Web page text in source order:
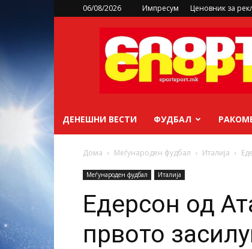
06/08/2026 Импресум Ценовник за
sportsport.mk
ДЕНЕШНИ ВЕСТИ ФУДБАЛ
Дома Меѓународен фудбал Италија
Меѓународен фудбал Италија
Едерсон од
првото